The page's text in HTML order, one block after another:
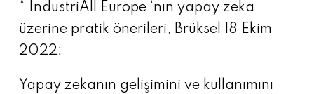
* IndustriAll Europe ‘nın yapay zeka
üzerine pratik önerileri, Brüksel 18 Ekim
2022:
Yapay zekanın gelişimini ve kullanımını